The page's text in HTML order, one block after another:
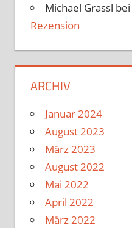
Michael Grassl bei
Rezension
ARCHIV
Januar 2024
August 2023
März 2023
August 2022
Mai 2022
April 2022
März 2022